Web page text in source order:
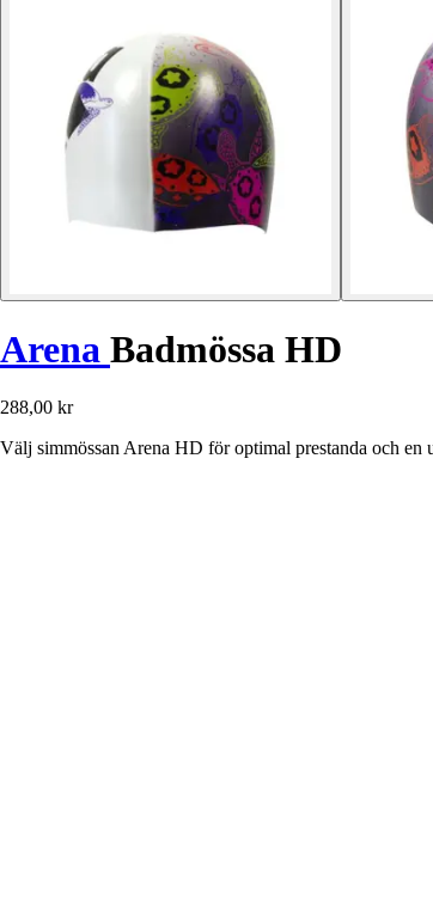
Arena Badmössa HD
288,00 kr
Välj simmössan Arena HD för optimal prestanda och en